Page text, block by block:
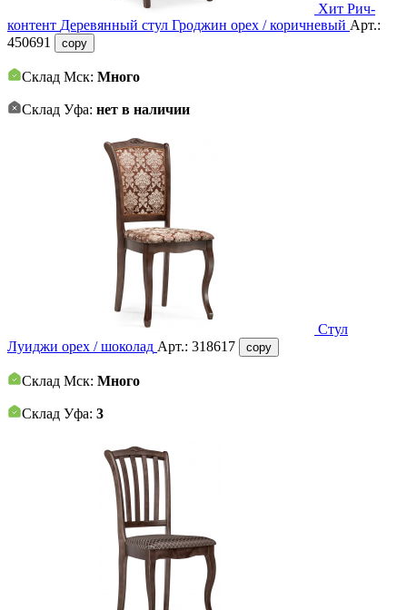
Хит Рич-
контент Деревянный стул Гроджин орех / коричневый Арт.:
450691
copy
Склад Мск: Много
Склад Уфа: нет в наличии
Стул
Луиджи орех / шоколад Арт.: 318617 copy
Склад Мск: Много
Склад Уфа: 3